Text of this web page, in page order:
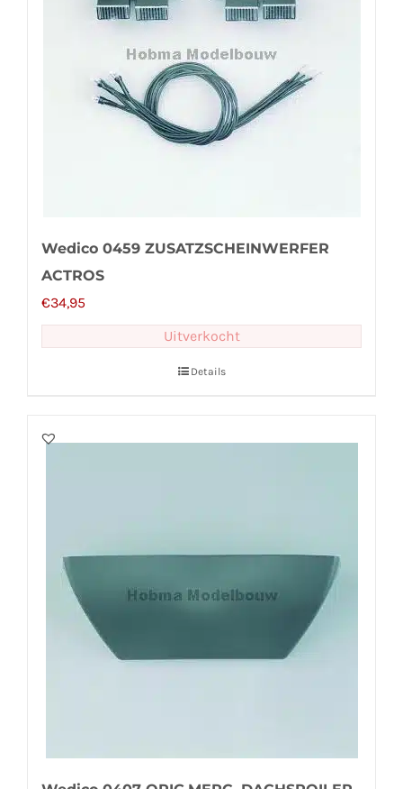
Wedico 0459 ZUSATZSCHEINWERFER
ACTROS
€34,95
Uitverkocht
Details